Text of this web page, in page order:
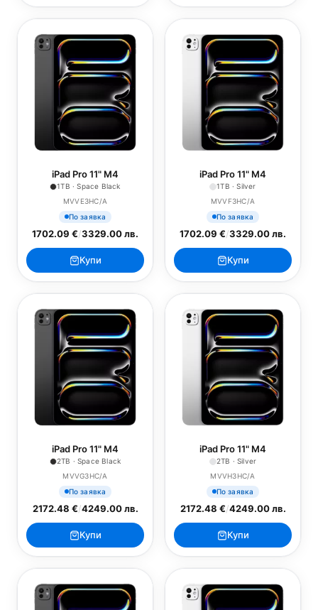
iPad Pro 11" M4
1TB · Space Black
MVVE3HC/A
По заявка
1702.09 €/3329.00 лв.
Купи
iPad Pro 11" M4
1TB · Silver
MVVF3HC/A
По заявка
1702.09 €/3329.00 лв.
Купи
iPad Pro 11" M4
2TB · Space Black
MVVG3HC/A
По заявка
2172.48 €/4249.00 лв.
Купи
iPad Pro 11" M4
2TB · Silver
MVVH3HC/A
По заявка
2172.48 €/4249.00 лв.
Купи